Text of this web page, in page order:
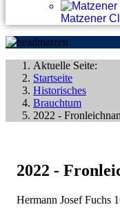
Matzener
Aktuelle Seite:
Startseite
Historisches
Brauchtum
2022 -
2022 -
Hermann Josef Fuchs